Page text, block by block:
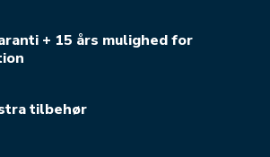
+ 15 års mulighed for
tilbehør